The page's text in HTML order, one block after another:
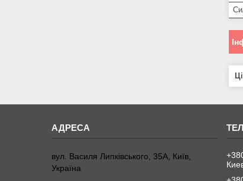
вул. Василя Липківського, 35А, Київ,
Україна